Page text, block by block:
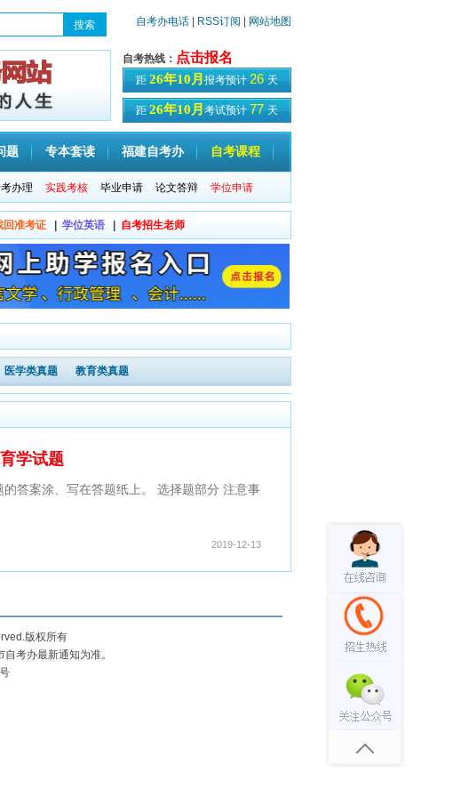
自考办电话 RSS订阅 网站地图
自考热线： 点击报名
距 26年10月 报考预计 26 天
距 26年10月 考试预计 77 天
题 专本套读 福建自考办 自考课程
办理 实践考核 毕业申请 论文答辩 学位申请
回准考证 学位英语 自考招生老师
医学类真题 教育类真题
学试题
答案涂、写在答题纸上。 选择题部分 注意事
2019-12-13
版权所有
考办最新通知为准。